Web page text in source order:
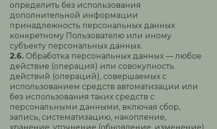
определить без использования
дополнительной информации
принадлежность персональных данных
конкретному Пользователю или иному
субъекту персональных данных.
2.6. Обработка персональных данных — любое
действие (операция) или совокупность
действий (операций), совершаемых с
использованием средств автоматизации или
без использования таких средств с
персональными данными, включая сбор,
запись, систематизацию, накопление,